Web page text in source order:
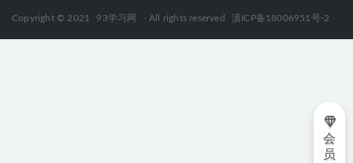
Copyright © 2021 93学习网 - All rights reserved 滇ICP备18006951号-2
会
员